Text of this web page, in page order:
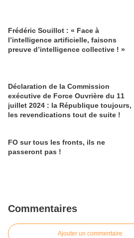
Frédéric Souillot : « Face à
l’intelligence artificielle, faisons
preuve d’intelligence collective ! »
Déclaration de la Commission
exécutive de Force Ouvrière du 11
juillet 2024 : la République toujours,
les revendications tout de suite !
FO sur tous les fronts, ils ne
passeront pas !
Commentaires
Ajouter un commentaire